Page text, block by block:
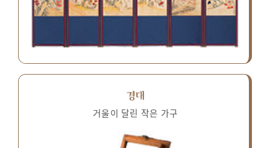
경대
거울이 달린 작은 가구